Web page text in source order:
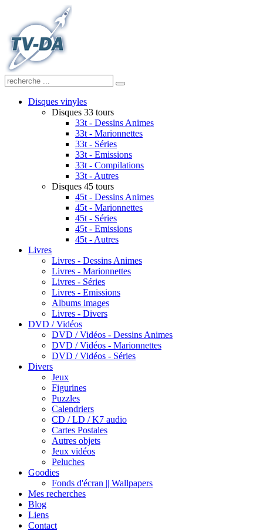
Disques vinyles
Disques 33 tours
33t - Dessins Animes
33t - Marionnettes
33t - Séries
33t - Emissions
33t - Compilations
33t - Autres
Disques 45 tours
45t - Dessins Animes
45t - Marionnettes
45t - Séries
45t - Emissions
45t - Autres
Livres
Livres - Dessins Animes
Livres - Marionnettes
Livres - Séries
Livres - Emissions
Albums images
Livres - Divers
DVD / Vidéos
DVD / Vidéos - Dessins Animes
DVD / Vidéos - Marionnettes
DVD / Vidéos - Séries
Divers
Jeux
Figurines
Puzzles
Calendriers
CD / LD / K7 audio
Cartes Postales
Autres objets
Jeux vidéos
Peluches
Goodies
Fonds d'écran || Wallpapers
Mes recherches
Blog
Liens
Contact